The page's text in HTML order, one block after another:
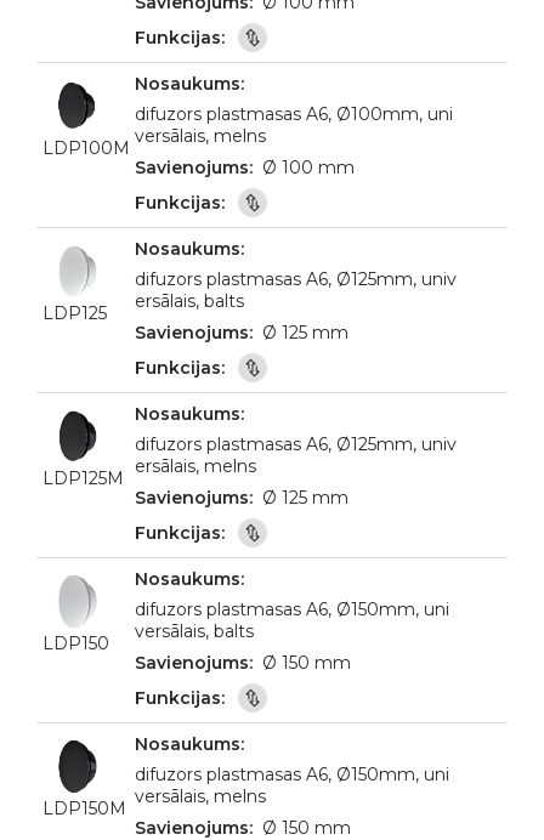
LDP100M
difuzors plastmasas A6, Ø100mm, uni
versālais, melns
Ø 100 mm
LDP125
difuzors plastmasas A6, Ø125mm, univ
ersālais, balts
Ø 125 mm
LDP125M
difuzors plastmasas A6, Ø125mm, univ
ersālais, melns
Ø 125 mm
LDP150
difuzors plastmasas A6, Ø150mm, uni
versālais, balts
Ø 150 mm
LDP150M
difuzors plastmasas A6, Ø150mm, uni
versālais, melns
Ø 150 mm